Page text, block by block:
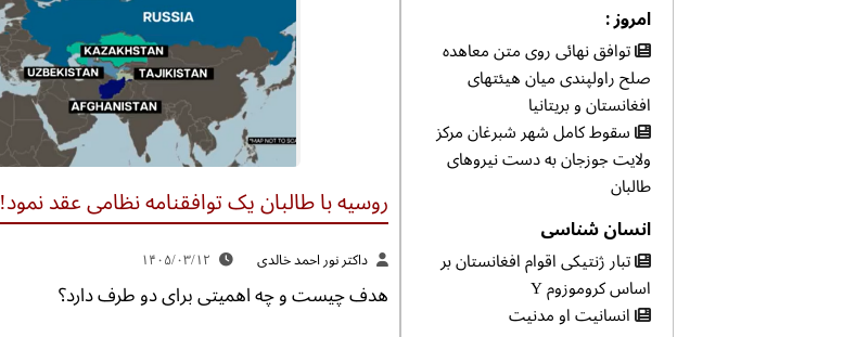
روسیه با طالبان یک توافقنامه نظامی عقد نمود!
داکتر نور احمد خالدی ۱۴۰۵/۰۳/۱۲
هدف چیست و چه اهمیتی برای دو طرف دارد؟
امروز :
توافق نهائی روی متن معاهده
صلح راولپندی میان هیئتهای
افغانستان و بریتانیا
سقوط کامل شهر شبرغان مرکز
ولایت جوزجان به دست نیروهای
طالبان
انسان شناسی
تبار ژنتیکی اقوام افغانستان بر
اساس کروموزوم Y
انسانیت او مدنیت